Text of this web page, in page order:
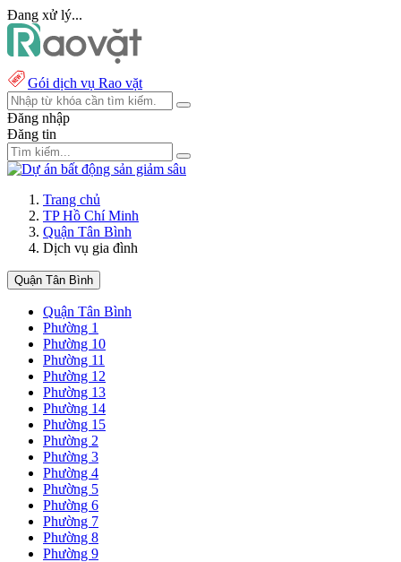
Đang xử lý...
Gói dịch vụ Rao vặt
Đăng nhập
Đăng tin
Trang chủ
TP Hồ Chí Minh
Quận Tân Bình
Dịch vụ gia đình
Quận Tân Bình
Quận Tân Bình
Phường 1
Phường 10
Phường 11
Phường 12
Phường 13
Phường 14
Phường 15
Phường 2
Phường 3
Phường 4
Phường 5
Phường 6
Phường 7
Phường 8
Phường 9